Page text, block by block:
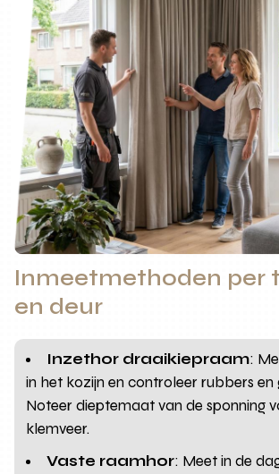
Inmeetmethoden per
en deur
Inzethor draaikiepraam:
in het kozijn en controleer rubbers en
Noteer dieptemaat van de sponning
klemveer.
Vaste raamhor: Meet in de